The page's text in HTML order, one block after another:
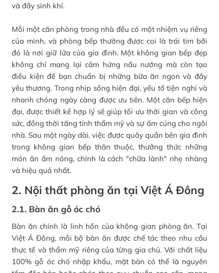
và đầy sinh khí.
Mỗi một căn phòng trong nhà đều có một nhiệm vụ riêng
của mình, và phòng bếp thường được coi là trái tim bởi
đó là nơi giữ lửa của gia đình. Một không gian bếp đẹp
không chỉ mang lại cảm hứng nấu nướng mà còn tạo
điều kiện để bạn chuẩn bị những bữa ăn ngon và đầy
yêu thương. Trong nhịp sống hiện đại, yếu tố tiện nghi và
nhanh chóng ngày càng được ưu tiên. Một căn bếp hiện
đại, được thiết kế hợp lý sẽ giúp tối ưu thời gian và công
sức, đồng thời tăng tính thẩm mỹ và sự ấm cúng cho ngôi
nhà. Sau một ngày dài, việc được quây quần bên gia đình
trong không gian bếp thân thuộc, thưởng thức những
món ăn ấm nóng, chính là cách "chữa lành" nhẹ nhàng
và hiệu quả nhất.
2. Nội thất phòng ăn tại Việt Á Đông
2.1. Bàn ăn gỗ óc chó
Bàn ăn chính là linh hồn của không gian phòng ăn. Tại
Việt Á Đông, mỗi bộ bàn ăn được chế tác theo nhu cầu
thực tế và thẩm mỹ riêng của từng gia chủ. Với chất liệu
100% gỗ óc chó nhập khẩu, mặt bàn có thể là nguyên